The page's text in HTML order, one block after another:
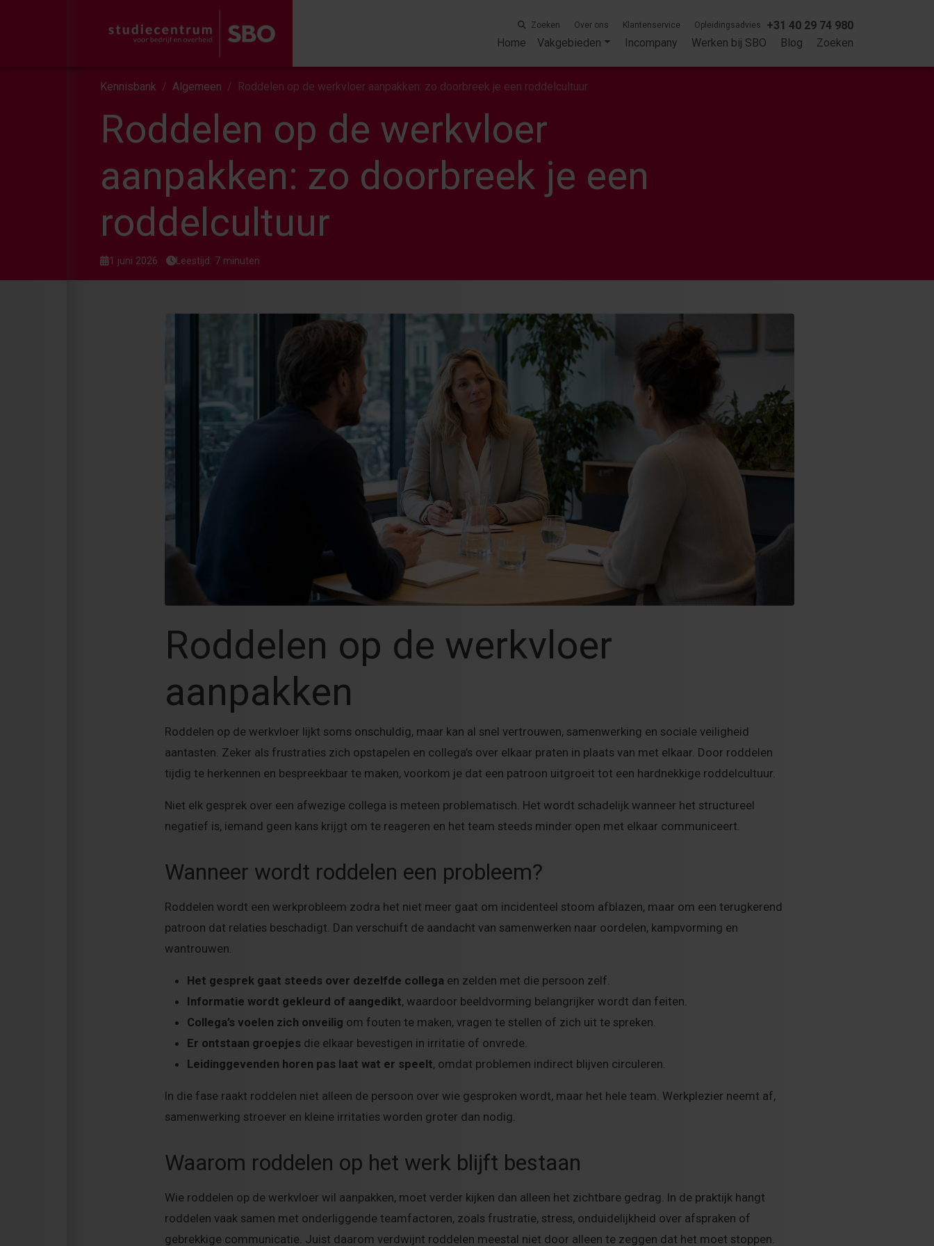
Zoeken Over ons Klantenservice Opleidingsadvies
+31 40 29 74 980
Home
Vakgebieden Incompany Werken bij SBO Blog Zoeken
Kennisbank Algemeen Roddelen op de werkvloer aanpakken: zo doorbreek je een roddelcultuur
Roddelen op de werkvloer
aanpakken: zo doorbreek je een
roddelcultuur
1 juni 2026 Leestijd: 7 minuten
Roddelen op de werkvloer
aanpakken
Roddelen op de werkvloer lijkt soms onschuldig, maar kan al snel vertrouwen, samenwerking en sociale veiligheid
aantasten. Zeker als frustraties zich opstapelen en collega’s over elkaar praten in plaats van met elkaar. Door roddelen
tijdig te herkennen en bespreekbaar te maken, voorkom je dat een patroon uitgroeit tot een hardnekkige roddelcultuur.
Niet elk gesprek over een afwezige collega is meteen problematisch. Het wordt schadelijk wanneer het structureel
negatief is, iemand geen kans krijgt om te reageren en het team steeds minder open met elkaar communiceert.
Wanneer wordt roddelen een probleem?
Roddelen wordt een werkprobleem zodra het niet meer gaat om incidenteel stoom afblazen, maar om een terugkerend
patroon dat relaties beschadigt. Dan verschuift de aandacht van samenwerken naar oordelen, kampvorming en
wantrouwen.
Het gesprek gaat steeds over dezelfde collega en zelden met die persoon zelf.
Informatie wordt gekleurd of aangedikt, waardoor beeldvorming belangrijker wordt dan feiten.
Collega’s voelen zich onveilig om fouten te maken, vragen te stellen of zich uit te spreken.
Er ontstaan groepjes die elkaar bevestigen in irritatie of onvrede.
Leidinggevenden horen pas laat wat er speelt, omdat problemen indirect blijven circuleren.
In die fase raakt roddelen niet alleen de persoon over wie gesproken wordt, maar het hele team. Werkplezier neemt af,
samenwerking stroever en kleine irritaties worden groter dan nodig.
Waarom roddelen op het werk blijft bestaan
Wie roddelen op de werkvloer wil aanpakken, moet verder kijken dan alleen het zichtbare gedrag. In de praktijk hangt
roddelen vaak samen met onderliggende teamfactoren, zoals frustratie, stress, onduidelijkheid over afspraken of
gebrekkige communicatie. Juist daarom verdwijnt roddelen meestal niet door alleen te zeggen dat het moet stoppen.